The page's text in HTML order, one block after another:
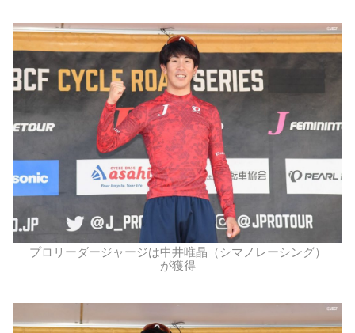
プロリーダージャージは中井唯晶（シマノレーシング）
が獲得